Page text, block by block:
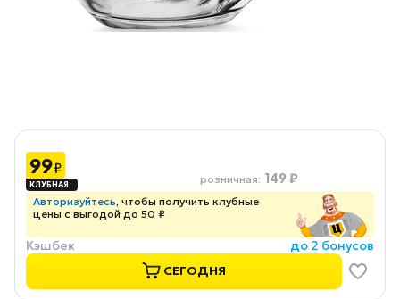
99₽
розничная: 149 ₽
Авторизуйтесь, чтобы получить клубные
цены с выгодой до 50 ₽
Кэшбек
до 2 бонусов
СЕГОДНЯ